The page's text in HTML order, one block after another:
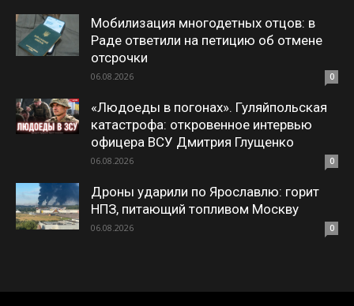
Мобилизация многодетных отцов: в
Раде ответили на петицию об отмене
отсрочки
06.08.2026 0
«Людоеды в погонах». Гуляйпольская
катастрофа: откровенное интервью
офицера ВСУ Дмитрия Глущенко
06.08.2026 0
Дроны ударили по Ярославлю: горит
НПЗ, питающий топливом Москву
06.08.2026 0